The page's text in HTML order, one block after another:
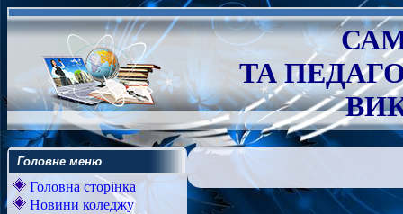
ТА
Головне меню
Головна сторінка
Новини коледжу